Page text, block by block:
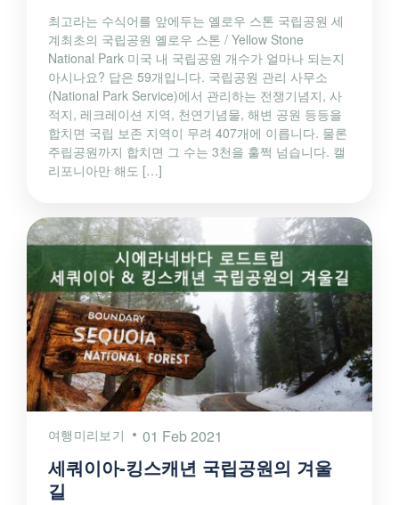
최고라는 수식어를 앞에두는 옐로우 스톤 국립공원 세
계최초의 국립공원 옐로우 스톤 / Yellow Stone
National Park 미국 내 국립공원 개수가 얼마나 되는지
아시나요? 답은 59개입니다. 국립공원 관리 사무소
(National Park Service)에서 관리하는 전쟁기념지, 사
적지, 레크레이션 지역, 천연기념물, 해변 공원 등등을
합치면 국립 보존 지역이 무려 407개에 이릅니다. 물론
주립공원까지 합치면 그 수는 3천을 훌쩍 넘습니다. 캘
리포니아만 해도 […]
여행미리보기 01 Feb 2021
세쿼이아-킹스캐년 국립공원의 겨울
길